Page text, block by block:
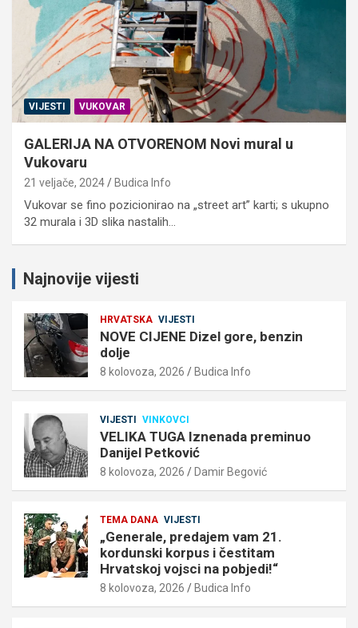
VIJESTI VUKOVAR
GALERIJA NA OTVORENOM Novi mural u
Vukovaru
21 veljače, 2024 Budica Info
Vukovar se fino pozicionirao na „street art” karti; s ukupno
32 murala i 3D slika nastalih…
Najnovije vijesti
HRVATSKA VIJESTI
NOVE CIJENE Dizel gore, benzin
dolje
8 kolovoza, 2026 Budica Info
VIJESTI VINKOVCI
VELIKA TUGA Iznenada preminuo
Danijel Petković
8 kolovoza, 2026 Damir Begović
TEMA DANA VIJESTI
„Generale, predajem vam 21.
kordunski korpus i čestitam
Hrvatskoj vojsci na pobjedi!“
8 kolovoza, 2026 Budica Info